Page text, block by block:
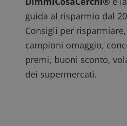
guida al risparmio dal
Consigli per risparmiare,
campioni omaggio,
premi, buoni sconto,
dei supermercati.